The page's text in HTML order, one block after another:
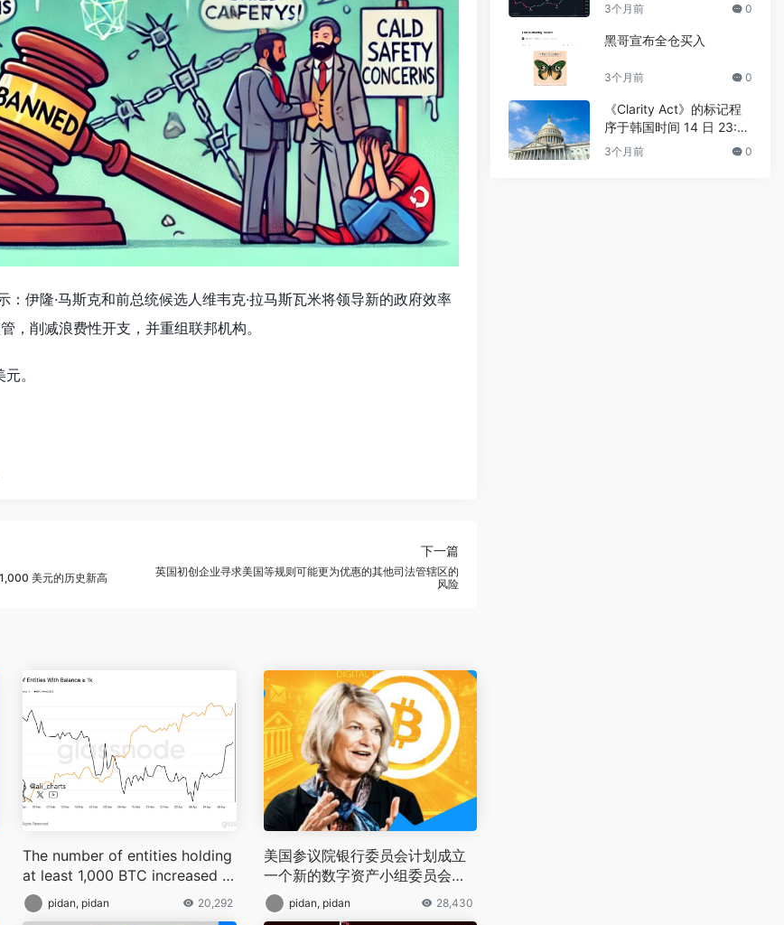
：伊隆·马斯克和前总统候选人维韦克·拉马斯瓦米将领导新的政府效率
，削减浪费性开支，并重组联邦机构。
。
美元的历史新高
下一篇
英国初创企业寻求美国等规则可能更为优惠的其他司法管辖区的
风险
The number of entities holding
at least 1,000 BTC increased b
y nearly 100 since late January
pidan, pidan 20,292
美国参议院银行委员会计划成立
一个新的数字资产小组委员会，
等待投票，该委员会将重点关注
加密货币、区块链和 DeFi
pidan, pidan 28,430
3个月前 0
黑哥宣布全仓买入
3个月前 0
《Clarity Act》的标记程
序于韩国时间 14 日 23:3
0 进行
3个月前 0